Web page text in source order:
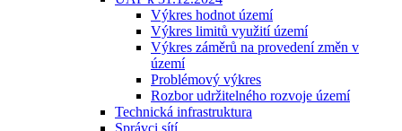
Výkres hodnot území
Výkres limitů využití území
Výkres záměrů na provedení změn v
území
Problémový výkres
Rozbor udržitelného rozvoje území
Technická infrastruktura
Správci sítí